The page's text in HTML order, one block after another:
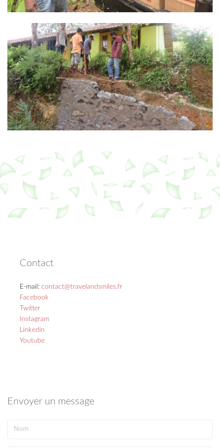
Contact
E-mail: contact@travelandsmiles.fr
Facebook
Twitter
Instagram
Linkedin
Youtube
Envoyer un message